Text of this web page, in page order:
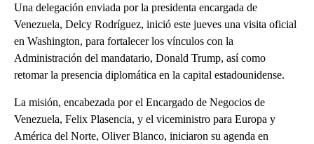
Una delegación enviada por la presidenta encargada de
Venezuela, Delcy Rodríguez, inició este jueves una visita oficial
en Washington, para fortalecer los vínculos con la
Administración del mandatario, Donald Trump, así como
retomar la presencia diplomática en la capital estadounidense.
La misión, encabezada por el Encargado de Negocios de
Venezuela, Felix Plasencia, y el viceministro para Europa y
América del Norte, Oliver Blanco, iniciaron su agenda en